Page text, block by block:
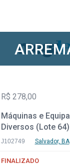
R$ 278,00
Máquinas e
Diversos (Lote 64)
J102749 Salvador, BA
FINALIZADO